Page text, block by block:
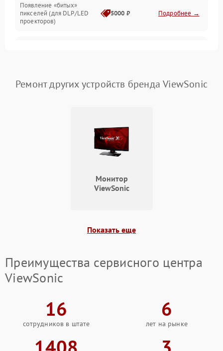
Появление «битых»
пикселей (для DLP/LED
проекторов)
5000 ₽ Подробнее →
контраст
4000 ₽ Подробнее →
3000 ₽
3500 ₽
Ремонт других устройств бренда ViewSonic
Монитор
ViewSonic
Показать еще
Преимущества сервисного центра
ViewSonic
16
сотрудников в штате
6
лет на рынке